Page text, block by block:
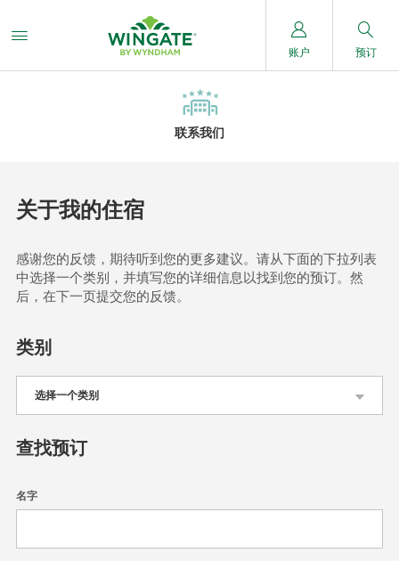
账户 预订
联系我们
关于我的住宿
感谢您的反馈，期待听到您的更多建议。请从下面的下拉列表
中选择一个类别，并填写您的详细信息以找到您的预订。然
后，在下一页提交您的反馈。
类别
查找预订
名字